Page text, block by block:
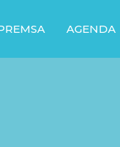
AGENDA